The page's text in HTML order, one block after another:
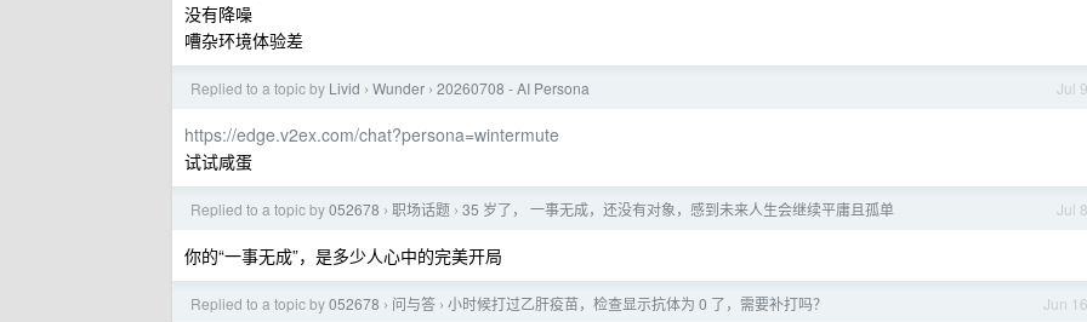
没有降噪
嘈杂环境体验差
Jul 9
Replied to a topic by Livid › Wunder › 20260708 - AI Persona
https://edge.v2ex.com/chat?persona=wintermute
试试咸蛋
Jul 8
Replied to a topic by052678 › 职场话题 › 35 岁了， 一事无成，还没有对象，感到未来人生会继续平庸且孤单
你的“一事无成”，是多少人心中的完美开局
Jun 16
Replied to a topic by052678 › 问与答 › 小时候打过乙肝疫苗，检查显示抗体为 0 了，需要补打吗？